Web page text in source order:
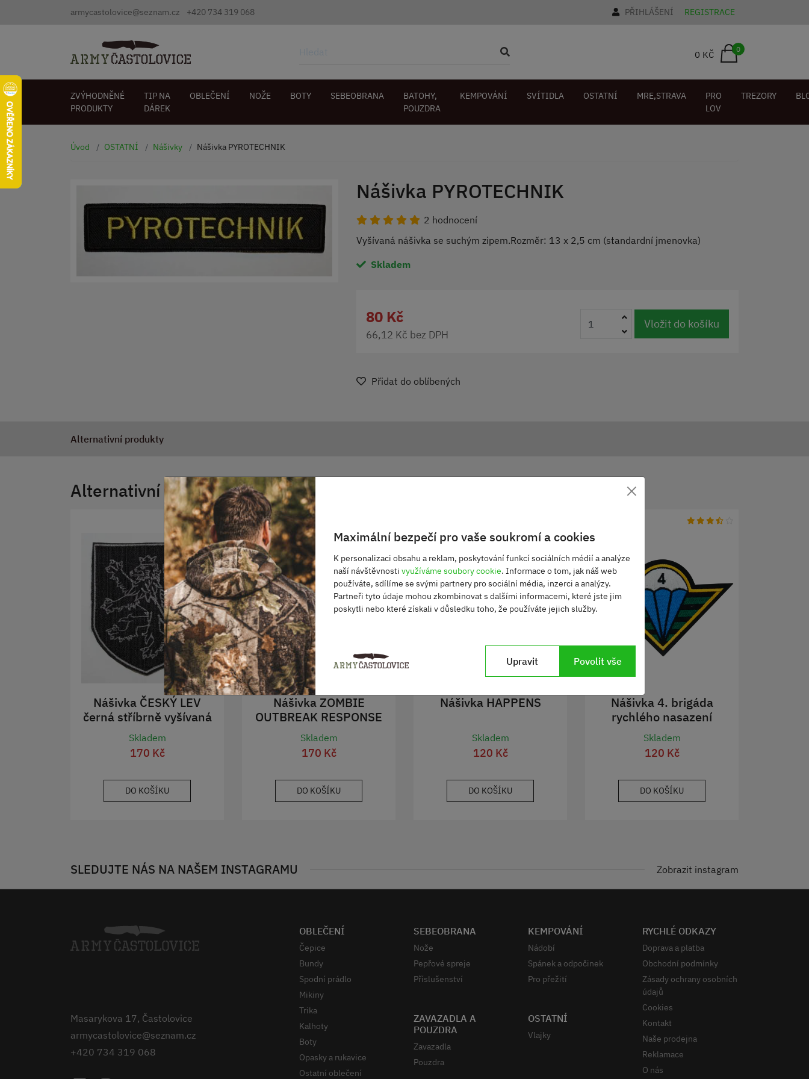
armycastolovice@seznam.cz +420 734 319 068 PŘIHLÁŠENÍ REGISTRACE
0 KČ 0
ZVÝHODNĚNÉ
PRODUKTY
TIP NA
DÁREK
OBLEČENÍ NOŽE BOTY SEBEOBRANA
BATOHY,
POUZDRA
KEMPOVÁNÍ SVÍTIDLA OSTATNÍ MRE,STRAVA
PRO
LOV
TREZORY
Úvod OSTATNÍ Nášivky Nášivka PYROTECHNIK
Nášivka PYROTECHNIK
2 hodnocení
Vyšívaná nášivka se suchým zipem.Rozměr: 13 x 2,5 cm (standardní jmenovka)
Skladem
80 Kč
66,12 Kč bez DPH
Vložit do košíku
Přidat do oblíbených
Alternativní produkty
Alternativní produkty
Nášivka ČESKÝ LEV
černá stříbrně vyšívaná
Skladem
170 Kč
DO KOŠÍKU
Nášivka ZOMBIE
OUTBREAK RESPONSE
TEAM
Skladem
170 Kč
DO KOŠÍKU
Nášivka HAPPENS
Skladem
120 Kč
DO KOŠÍKU
Nášivka 4. brigáda
rychlého nasazení
Skladem
120 Kč
DO KOŠÍKU
SLEDUJTE NÁS NA NAŠEM INSTAGRAMU Zobrazit instagram
Masarykova 17, Častolovice
armycastolovice@seznam.cz
+420 734 319 068
OBLEČENÍ
Čepice
Bundy
Spodní prádlo
Mikiny
Trika
Kalhoty
Boty
Opasky a rukavice
Ostatní oblečení
SEBEOBRANA
Nože
Pepřové spreje
Příslušenství
ZAVAZADLA A
POUZDRA
Zavazadla
Pouzdra
KEMPOVÁNÍ
Nádobí
Spánek a odpočinek
Pro přežití
OSTATNÍ
Vlajky
RYCHLÉ ODKAZY
Doprava a platba
Obchodní podmínky
Zásady ochrany osobních
údajů
Cookies
Kontakt
Naše prodejna
Reklamace
O nás
×
Maximální bezpečí pro vaše soukromí a cookies
K personalizaci obsahu a reklam, poskytování funkcí sociálních médií a analýze
naší návštěvnosti využíváme soubory cookie. Informace o tom, jak náš web
používáte, sdílíme se svými partnery pro sociální média, inzerci a analýzy.
Partneři tyto údaje mohou zkombinovat s dalšími informacemi, které jste jim
poskytli nebo které získali v důsledku toho, že používáte jejich služby.
Upravit Povolit vše